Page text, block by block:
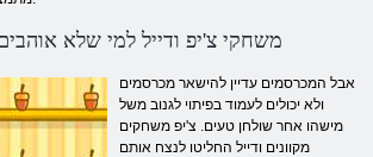
משחקי צ'יפ ודייל למי שלא
אבל המכרסמים עדיין להישאר מכרסמים
ולא יכולים לעמוד בפיתוי לגנוב משל
מישהו אחר שולחן טעים. צ'יפ משחקים
מקוונים ודייל החליטו לנצח אותם